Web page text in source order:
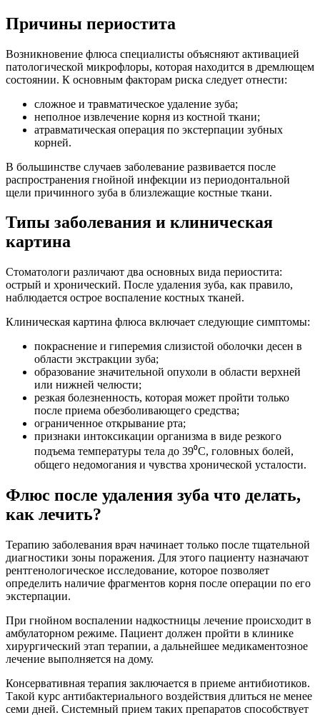
Причины периостита
Возникновение флюса специалисты объясняют активацией
патологической микрофлоры, которая находится в дремлющем
состоянии. К основным факторам риска следует отнести:
сложное и травматическое удаление зуба;
неполное извлечение корня из костной ткани;
атравматическая операция по экстерпации зубных
корней.
В большинстве случаев заболевание развивается после
распространения гнойной инфекции из периодонтальной
щели причинного зуба в близлежащие костные ткани.
Типы заболевания и клиническая
картина
Стоматологи различают два основных вида периостита:
острый и хронический. После удаления зуба, как правило,
наблюдается острое воспаление костных тканей.
Клиническая картина флюса включает следующие симптомы:
покраснение и гиперемия слизистой оболочки десен в
области экстракции зуба;
образование значительной опухоли в области верхней
или нижней челюсти;
резкая болезненность, которая может пройти только
после приема обезболивающего средства;
ограниченное открывание рта;
признаки интоксикации организма в виде резкого
подъема температуры тела до 39⁰С, головных болей,
общего недомогания и чувства хронической усталости.
Флюс после удаления зуба что делать,
как лечить?
Терапию заболевания врач начинает только после тщательной
диагностики зоны поражения. Для этого пациенту назначают
рентгенологическое исследование, которое позволяет
определить наличие фрагментов корня после операции по его
экстерпации.
При гнойном воспалении надкостницы лечение происходит в
амбулаторном режиме. Пациент должен пройти в клинике
хирургический этап терапии, а дальнейшее медикаментозное
лечение выполняется на дому.
Консервативная терапия заключается в приеме антибиотиков.
Такой курс антибактериального воздействия длиться не менее
семи дней. Системный прием таких препаратов способствует